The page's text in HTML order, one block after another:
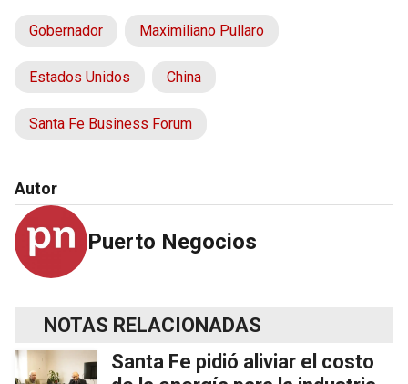
Gobernador Maximiliano Pullaro
Estados Unidos China
Santa Fe Business Forum
Autor
Puerto Negocios
NOTAS RELACIONADAS
Santa Fe pidió aliviar el costo